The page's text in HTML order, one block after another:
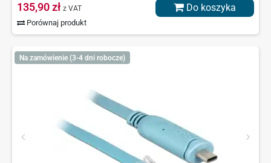
135,90 zł z VAT
Porównaj produkt
Do koszyka
Na zamówienie (3-4 dni robocze)